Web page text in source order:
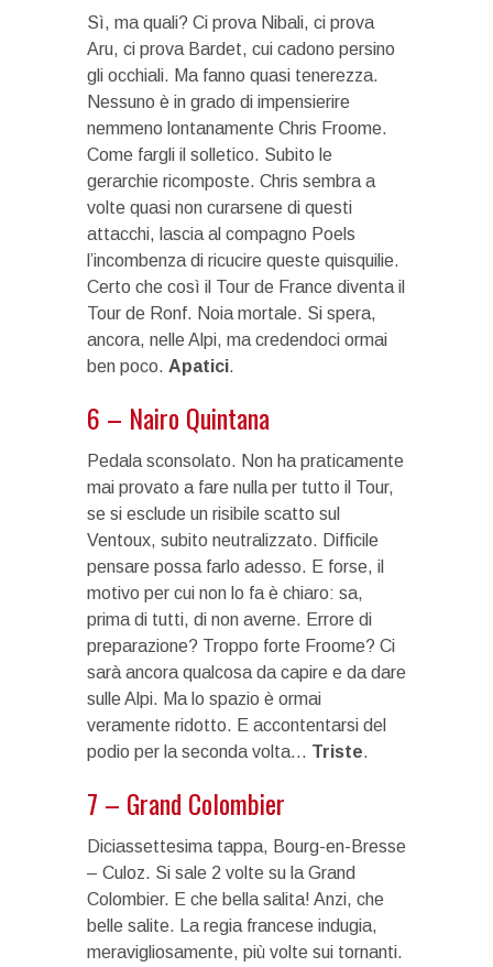
Sì, ma quali? Ci prova Nibali, ci prova
Aru, ci prova Bardet, cui cadono persino
gli occhiali. Ma fanno quasi tenerezza.
Nessuno è in grado di impensierire
nemmeno lontanamente Chris Froome.
Come fargli il solletico. Subito le
gerarchie ricomposte. Chris sembra a
volte quasi non curarsene di questi
attacchi, lascia al compagno Poels
l’incombenza di ricucire queste quisquilie.
Certo che così il Tour de France diventa il
Tour de Ronf. Noia mortale. Si spera,
ancora, nelle Alpi, ma credendoci ormai
ben poco. Apatici.
6 – Nairo Quintana
Pedala sconsolato. Non ha praticamente
mai provato a fare nulla per tutto il Tour,
se si esclude un risibile scatto sul
Ventoux, subito neutralizzato. Difficile
pensare possa farlo adesso. E forse, il
motivo per cui non lo fa è chiaro: sa,
prima di tutti, di non averne. Errore di
preparazione? Troppo forte Froome? Ci
sarà ancora qualcosa da capire e da dare
sulle Alpi. Ma lo spazio è ormai
veramente ridotto. E accontentarsi del
podio per la seconda volta… Triste.
7 – Grand Colombier
Diciassettesima tappa, Bourg-en-Bresse
– Culoz. Si sale 2 volte su la Grand
Colombier. E che bella salita! Anzi, che
belle salite. La regia francese indugia,
meravigliosamente, più volte sui tornanti.